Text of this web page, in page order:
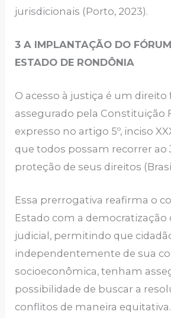
jurisdicionais (Porto, 2023).
3 A IMPLANTAÇÃO DO
ESTADO DE RONDÔNIA
O acesso à justiça é um
assegurado pela Constituição
expresso no artigo 5º, inciso
que todos possam recorrer ao
proteção de seus direitos
Essa prerrogativa reafirma o
Estado com a democratização
judicial, permitindo que
independentemente de sua
socioeconômica, tenham
possibilidade de buscar a
conflitos de maneira